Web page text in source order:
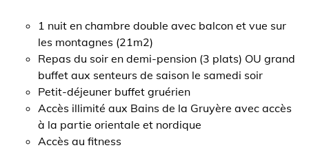
1 nuit en chambre double avec balcon et vue sur
les montagnes (21m2)
Repas du soir en demi-pension (3 plats) OU grand
buffet aux senteurs de saison le samedi soir
Petit-déjeuner buffet gruérien
Accès illimité aux Bains de la Gruyère avec accès
à la partie orientale et nordique
Accès au fitness